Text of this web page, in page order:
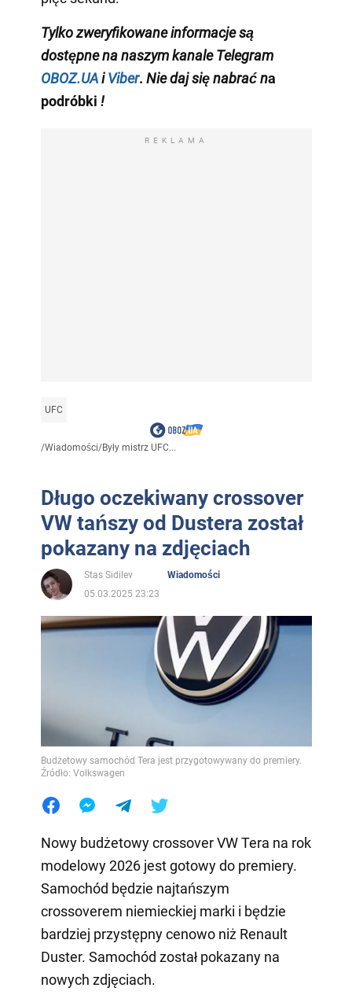
Tylko zweryfikowane informacje są
dostępne na naszym kanale Telegram
OBOZ.UA iViber. Nie daj się nabrać na
podróbki !
REKLAMA
UFC
/Wiadomości/Były mistrz UFC...
Długo oczekiwany crossover
VW tańszy od Dustera został
pokazany na zdjęciach
Stas Sidilev
Wiadomości
05.03.2025 23:23
Budżetowy samochód Tera jest przygotowywany do premiery.
Źródło: Volkswagen
Nowy budżetowy crossover VW Tera na rok
modelowy 2026 jest gotowy do premiery.
Samochód będzie najtańszym
crossoverem niemieckiej marki i będzie
bardziej przystępny cenowo niż Renault
Duster. Samochód został pokazany na
nowych zdjęciach.